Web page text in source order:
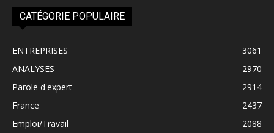
CATÉGORIE POPULAIRE
ENTREPRISES
3061
ANALYSES
2970
Parole d'expert
2914
France
2437
Emploi/Travail
2088